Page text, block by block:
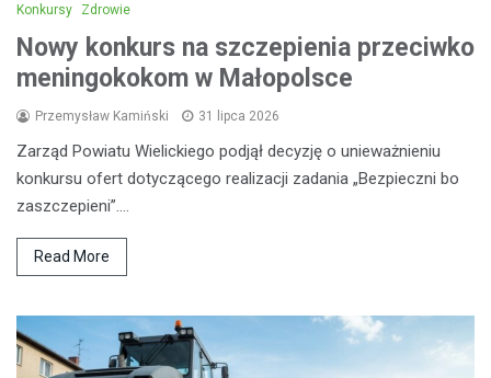
Konkursy Zdrowie
Nowy konkurs na szczepienia przeciwko
meningokokom w Małopolsce
Przemysław Kamiński 31 lipca 2026
Zarząd Powiatu Wielickiego podjął decyzję o unieważnieniu
konkursu ofert dotyczącego realizacji zadania „Bezpieczni bo
zaszczepieni”.…
Read More